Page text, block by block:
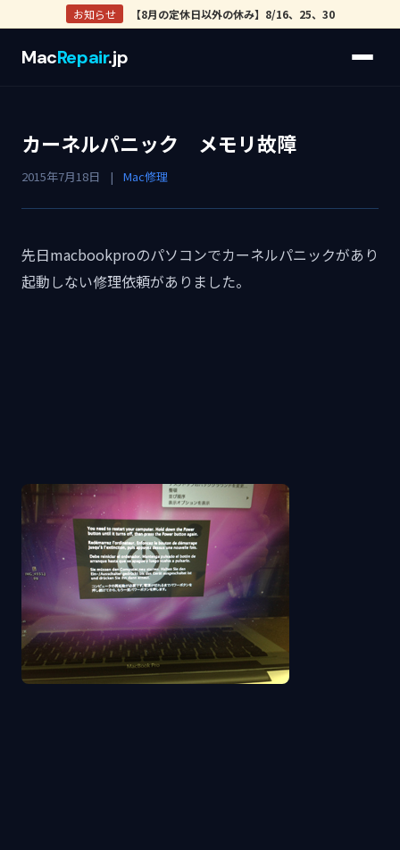
お知らせ 【8月の定休日以外の休み】8/16、25、30
MacRepair.jp
カーネルパニック メモリ故障
2015年7月18日 | Mac修理
先日macbookproのパソコンでカーネルパニックがあり
起動しない修理依頼がありました。